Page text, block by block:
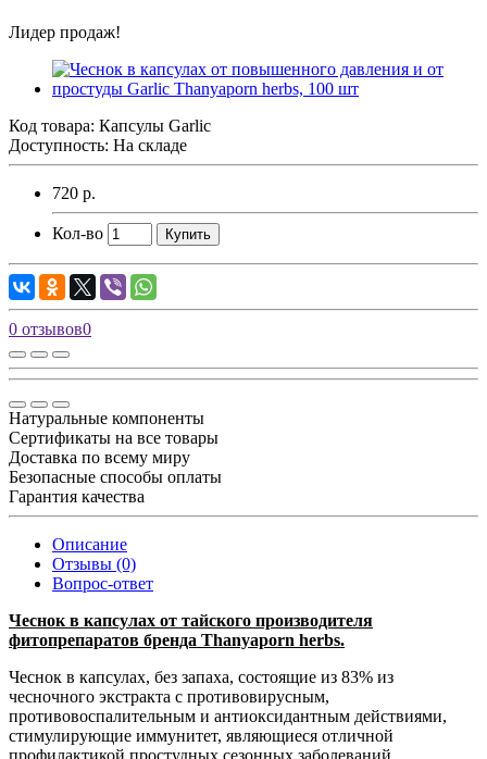
Лидер продаж!
Код товара: Капсулы Garlic
Доступность: На складе
720 р.
Кол-во Купить
0 отзывов0
Натуральные компоненты
Сертификаты на все товары
Доставка по всему миру
Безопасные способы оплаты
Гарантия качества
Описание
Отзывы (0)
Вопрос-ответ
Чеснок в капсулах от тайского производителя
фитопрепаратов бренда Thanyaporn herbs.
Чеснок в капсулах, без запаха, состоящие из 83% из
чесночного экстракта с противовирусным,
противовоспалительным и антиоксидантным действиями,
стимулирующие иммунитет, являющиеся отличной
профилактикой простудных сезонных заболеваний,